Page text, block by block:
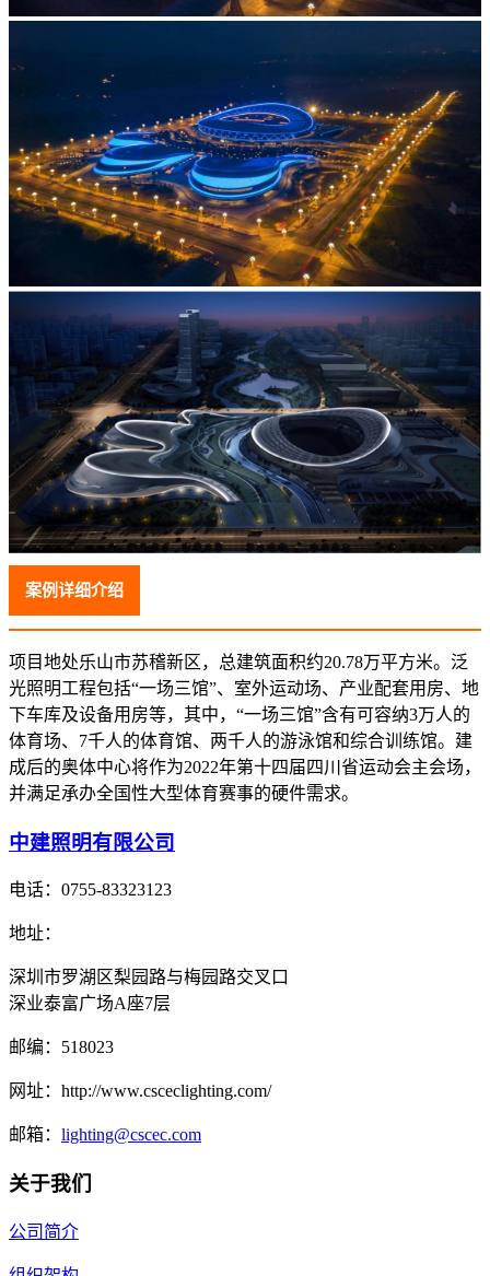
案例详细介绍
项目地处乐山市苏稽新区，总建筑面积约20.78万平方米。泛
光照明工程包括“一场三馆”、室外运动场、产业配套用房、地
下车库及设备用房等，其中，“一场三馆”含有可容纳3万人的
体育场、7千人的体育馆、两千人的游泳馆和综合训练馆。建
成后的奥体中心将作为2022年第十四届四川省运动会主会场，
并满足承办全国性大型体育赛事的硬件需求。
中建照明有限公司
电话： 0755-83323123
地址：
深圳市罗湖区梨园路与梅园路交叉口
深业泰富广场A座7层
邮编： 518023
网址： http://www.csceclighting.com/
邮箱： lighting@cscec.com
关于我们
公司简介